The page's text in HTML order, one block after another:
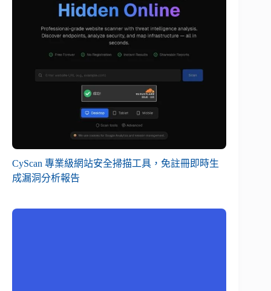
CyScan 專業級網站安全掃描工具，免註冊即時生
成漏洞分析報告